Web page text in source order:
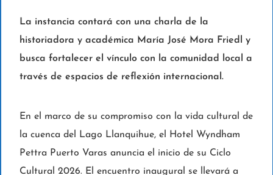
La instancia contará con una charla de la
historiadora y académica María José Mora Friedl y
busca fortalecer el vínculo con la comunidad local a
través de espacios de reflexión internacional.
En el marco de su compromiso con la vida cultural de
la cuenca del Lago Llanquihue, el Hotel Wyndham
Pettra Puerto Varas anuncia el inicio de su Ciclo
Cultural 2026. El encuentro inaugural se llevará a